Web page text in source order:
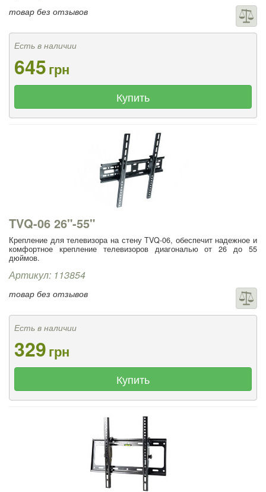
товар без отзывов
Есть в наличии
645грн
Купить
TVQ-06 26"-55"
Крепление для телевизора на стену TVQ-06, обеспечит надежное и
комфортное крепление телевизоров диагональю от 26 до 55
дюймов.
Артикул: 113854
товар без отзывов
Есть в наличии
329грн
Купить